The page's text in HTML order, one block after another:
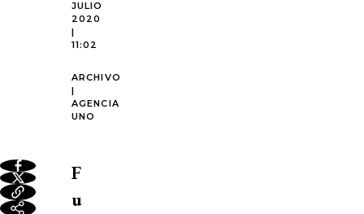
JULIO
2020
|
11:02
ARCHIVO
|
AGENCIA
UNO
F
u